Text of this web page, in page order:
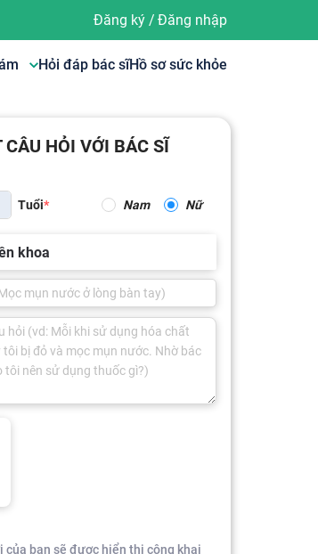
Đăng ký/ Đăng nhập
Hỏi đáp bác sĩHồ sơ sức khỏe
CÂU HỎI VỚI BÁC SĨ
Tuổi Nam Nữ
khoa
của bạn sẽ được hiển thị công khai